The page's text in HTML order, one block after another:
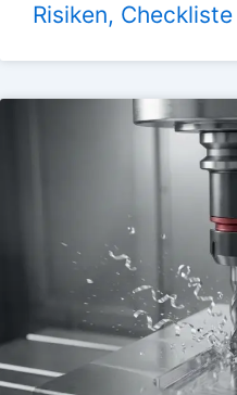
Risiken, Checkliste